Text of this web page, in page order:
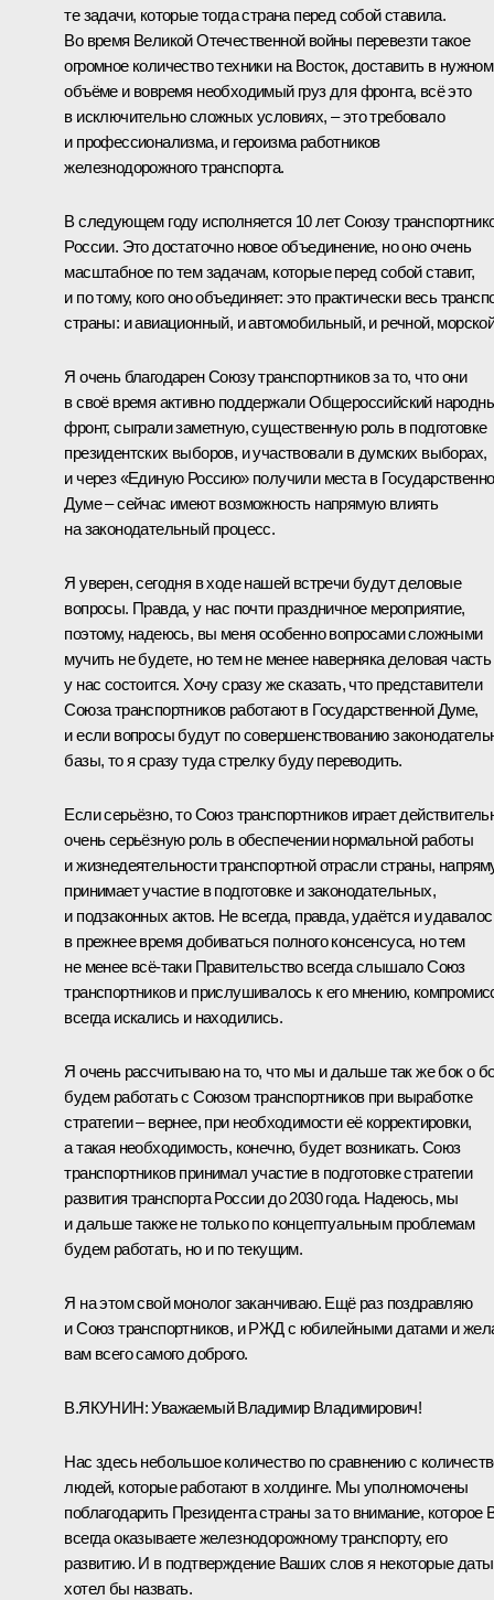
те задачи, которые тогда страна перед собой ставила.
Во время Великой Отечественной войны перевезти такое
огромное количество техники на Восток, доставить в нужном
объёме и вовремя необходимый груз для фронта, всё это
в исключительно сложных условиях, – это требовало
и профессионализма, и героизма работников
железнодорожного транспорта.
В следующем году исполняется 10 лет Союзу
России. Это достаточно новое объединение, но оно очень
масштабное по тем задачам, которые перед собой ставит,
и по тому, кого оно объединяет: это практически весь
страны: и авиационный, и автомобильный, и речной,
Я очень благодарен Союзу транспортников за то, что они
в своё время активно поддержали Общероссийский
фронт, сыграли заметную, существенную роль в подготовке
президентских выборов, и участвовали в думских выборах,
и через «Единую Россию» получили места в
Думе – сейчас имеют возможность напрямую влиять
на законодательный процесс.
Я уверен, сегодня в ходе нашей встречи будут деловые
вопросы. Правда, у нас почти праздничное мероприятие,
поэтому, надеюсь, вы меня особенно вопросами сложными
мучить не будете, но тем не менее наверняка деловая часть
у нас состоится. Хочу сразу же сказать, что представители
Союза транспортников работают в Государственной Думе,
и если вопросы будут по совершенствованию
базы, то я сразу туда стрелку буду переводить.
Если серьёзно, то Союз транспортников играет
очень серьёзную роль в обеспечении нормальной работы
и жизнедеятельности транспортной отрасли страны,
принимает участие в подготовке и законодательных,
и подзаконных актов. Не всегда, правда, удаётся и
в прежнее время добиваться полного консенсуса, но тем
не менее всё‑таки Правительство всегда слышало Союз
транспортников и прислушивалось к его мнению,
всегда искались и находились.
Я очень рассчитываю на то, что мы и дальше так же бок о
будем работать с Союзом транспортников при выработке
стратегии – вернее, при необходимости её корректировки,
а такая необходимость, конечно, будет возникать. Союз
транспортников принимал участие в подготовке стратегии
развития транспорта России до 2030 года. Надеюсь, мы
и дальше также не только по концептуальным проблемам
будем работать, но и по текущим.
Я на этом свой монолог заканчиваю. Ещё раз поздравляю
и Союз транспортников, иРЖДс юбилейными датами и
вам всего самого доброго.
В.ЯКУНИН:Уважаемый Владимир Владимирович!
Нас здесь небольшое количество по сравнению с
людей, которые работают в холдинге. Мы уполномочены
поблагодарить Президента страны за то внимание, которое
всегда оказываете железнодорожному транспорту, его
развитию. И в подтверждение Ваших слов я некоторые даты
хотел бы назвать.